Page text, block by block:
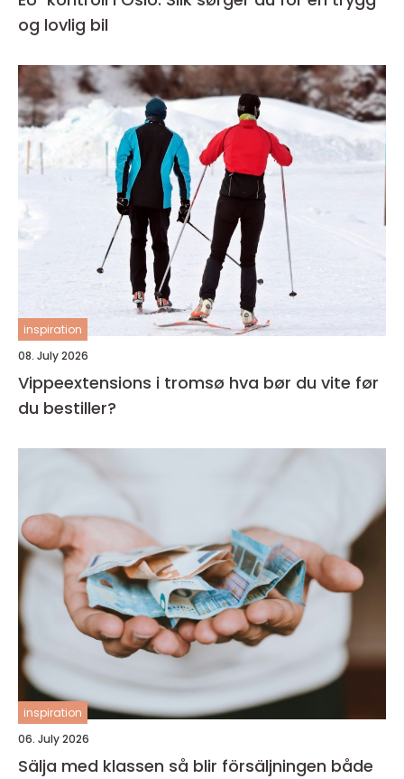
og lovlig bil
inspiration
08. July 2026
Vippeextensions i tromsø hva bør du vite før
du bestiller?
inspiration
06. July 2026
Sälja med klassen så blir försäljningen både